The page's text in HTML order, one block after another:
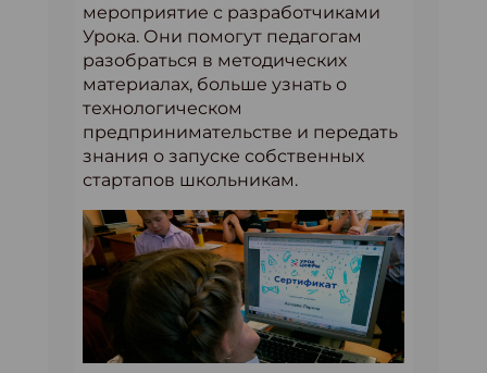
мероприятие с разработчиками
Урока. Они помогут педагогам
разобраться в методических
материалах, больше узнать о
технологическом
предпринимательстве и передать
знания о запуске собственных
стартапов школьникам.